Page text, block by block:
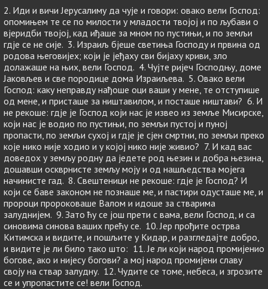
2. Иди и вичи Јерусалиму да чује и говори: овако вели Господ:
опомињем те се по милости у младости твојој и по љубави о
вјеридби твојој, кад иђаше за мном по пустињи, и по земљи
гдје се не сије. 3. Израиљ бјеше светиња Господу и првина од
родова његовијех; који је јеђаху сви бијаху криви, зло
долажаше на њих, вели Господ. 4. Чујте ријеч Господњу, доме
Јаковљев и све породице дома Израиљева. 5. Овако вели
Господ: каку неправду нађоше оци ваши у мене, те отступише
од мене, и присташе за ништавилом, и посташе ништави? 6. И
не рекоше: гдје је Господ који нас је извео из земље Мисирске,
који нас је водио по пустињи, по земљи пустој и пуној
пропасти, по земљи сухој и гдје је сјен смртни, по земљи преко
које нико није ходио и у којој нико није живио? 7. И кад вас
доведох у земљу родну да једете род њезин и добра њезина,
дошавши оскврнисте земљу моју и од нашљедства мојега
начинисте гад. 8. Свештеници не рекоше: гдје је Господ? И
који се баве законом не познаше ме, и пастири одусташе ме, и
пророци пророковаше Валом и идоше за стварима
залуднијем. 9. Зато ћу се још прети с вама, вели Господ, и са
синовима синова ваших прећу се. 10. Јер прођите острва
Китимска и видите, и пошљите у Кидар, и разгледајте добро,
и видите је ли било тако што: 11. Је ли који народ промијенио
богове, ако и нијесу богови? а мој народ промијени славу
своју на ствар залудну. 12. Чудите се томе, небеса, и згрозите
се и упропастите се! вели Господ.